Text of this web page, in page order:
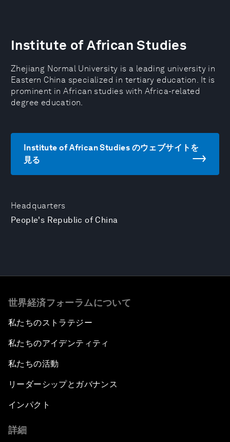
Headquarters
People's Republic of China
Institute of African Studies
Zhejiang Normal University is a leading university in
Eastern China specialized in tertiary education. It is
prominent in African studies with Africa-related
degree education.
Institute of African Studies のウェブサイトを
見る
世界経済フォーラムについて
私たちのストラテジー
私たちのアイデンティティ
私たちの活動
リーダーシップとガバナンス
インパクト
詳細